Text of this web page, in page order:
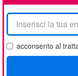
La
tua
email
acconsento al